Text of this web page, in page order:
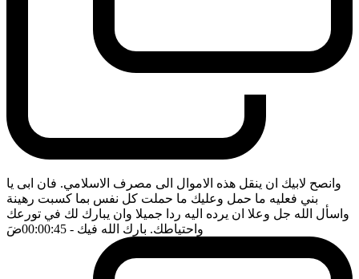
وانصح لابيك ان ينقل هذه الاموال الى مصرف الاسلامي. فان ابى يا
بني فعليه ما حمل وعليك ما حملت كل نفس بما كسبت رهينة
واسأل الله جل وعلا ان يرده اليه ردا جميلا وان يبارك لك في تورعك
واحتياطك. بارك الله فيك - 00:00:45 ضَ